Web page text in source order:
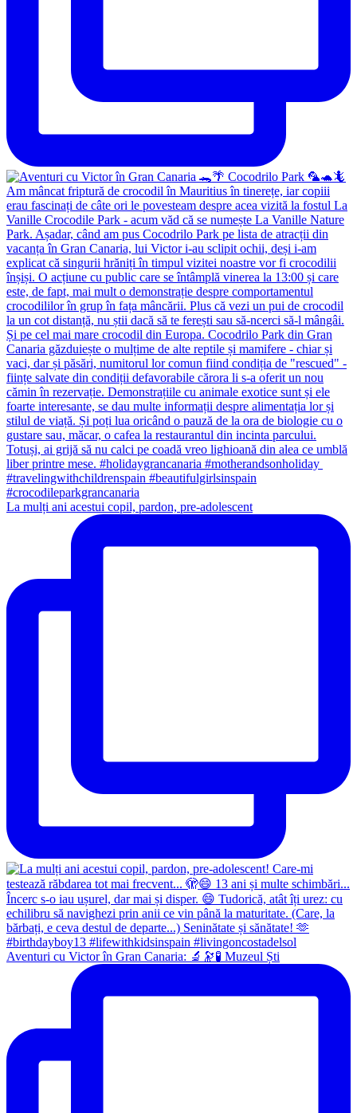
La mulți ani acestui copil, pardon, pre-adolescent
Aventuri cu Victor în Gran Canaria: 🔬🔭🧪 Muzeul Ști